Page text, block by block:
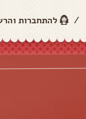
/ להתחברות